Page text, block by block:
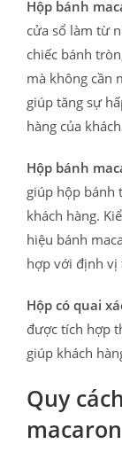
Hộp bánh
cửa sổ làm từ
chiếc bánh
mà không cần
giúp tăng sự
hàng của
Hộp bánh
giúp hộp bánh
khách hàng.
hiệu bánh
hợp với định vị
Hộp có quai
được tích hợp
giúp khách
Quy